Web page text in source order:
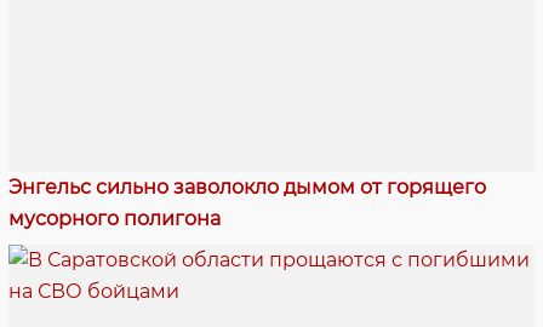
Энгельс сильно заволокло дымом от горящего
мусорного полигона